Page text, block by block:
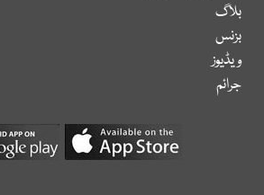
بلاگ
بزنس
ویڈیوز
جرائم